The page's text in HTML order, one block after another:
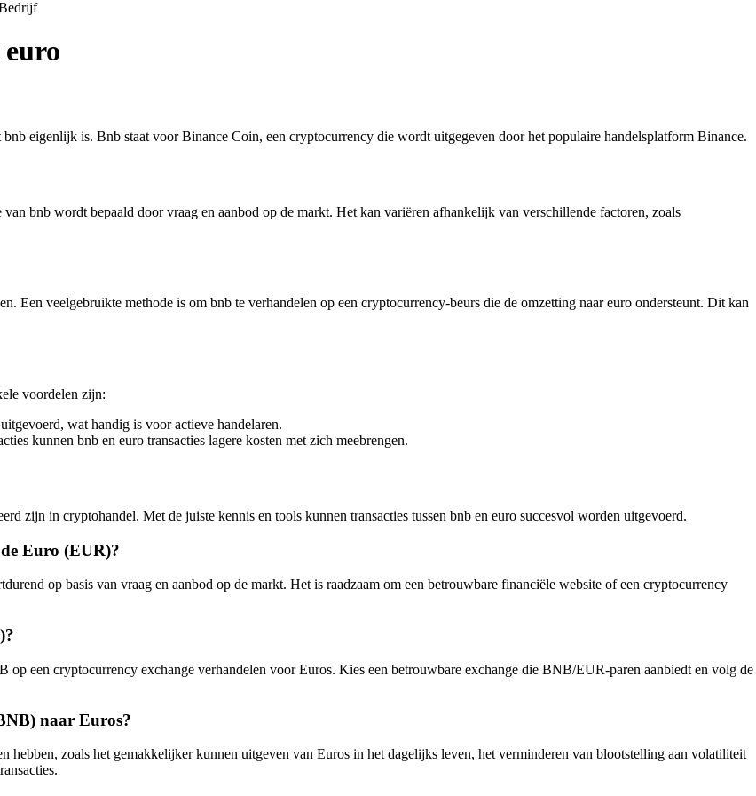
eigenlijk is. Bnb staat voor Binance Coin, een cryptocurrency die wordt uitgegeven door het populaire handelsplatform Binance.
bnb wordt bepaald door vraag en aanbod op de markt. Het kan variëren afhankelijk van verschillende factoren, zoals
Een veelgebruikte methode is om bnb te verhandelen op een cryptocurrency-beurs die de omzetting naar euro ondersteunt. Dit kan
voordelen zijn:
wat handig is voor actieve handelaren.
kunnen bnb en euro transacties lagere kosten met zich meebrengen.
zijn in cryptohandel. Met de juiste kennis en tools kunnen transacties tussen bnb en euro succesvol worden uitgevoerd.
Euro (EUR)?
op basis van vraag en aanbod op de markt. Het is raadzaam om een betrouwbare financiële website of een cryptocurrency
een cryptocurrency exchange verhandelen voor Euros. Kies een betrouwbare exchange die BNB/EUR-paren aanbiedt en volg de
naar Euros?
zoals het gemakkelijker kunnen uitgeven van Euros in het dagelijks leven, het verminderen van blootstelling aan volatiliteit